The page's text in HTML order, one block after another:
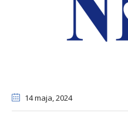
14 maja, 2024